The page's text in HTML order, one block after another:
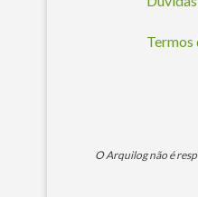
O Arquilog não é